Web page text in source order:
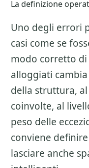
La definizione
Uno degli errori
casi come se
modo corretto di
alloggiati
della struttura,
coinvolte, al
peso delle
conviene
lasciare anche